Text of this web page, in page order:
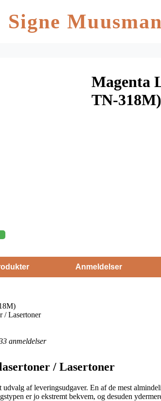
Signe
Magenta
TN-318M)
Anmeldelser
/ Lasertoner
anmeldelser
/ Lasertoner
af leveringsudgaver. En af de mest
er jo ekstremt bekvem, og desuden